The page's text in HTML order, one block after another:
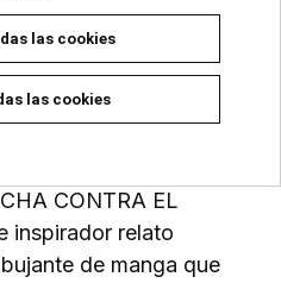
CONTRA EL
inspirador relato
de manga que
las cookies
las cookies